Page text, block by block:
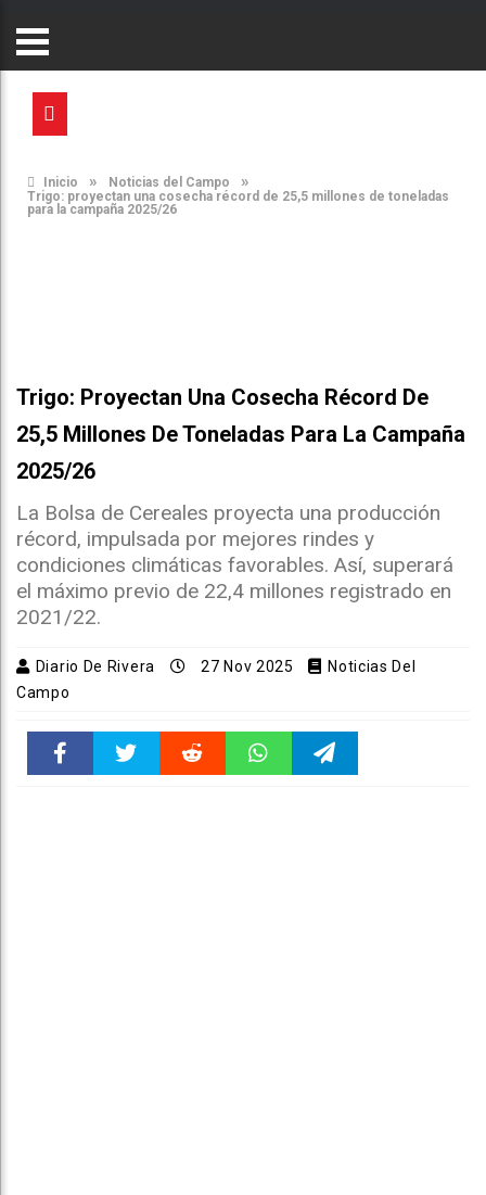
Inicio » Noticias del Campo »
Trigo: proyectan una cosecha récord de 25,5 millones de toneladas
para la campaña 2025/26
Trigo: Proyectan Una Cosecha Récord De
25,5 Millones De Toneladas Para La Campaña
2025/26
La Bolsa de Cereales proyecta una producción
récord, impulsada por mejores rindes y
condiciones climáticas favorables. Así, superará
el máximo previo de 22,4 millones registrado en
2021/22.
Diario De Rivera 27 Nov 2025
Noticias Del
Campo